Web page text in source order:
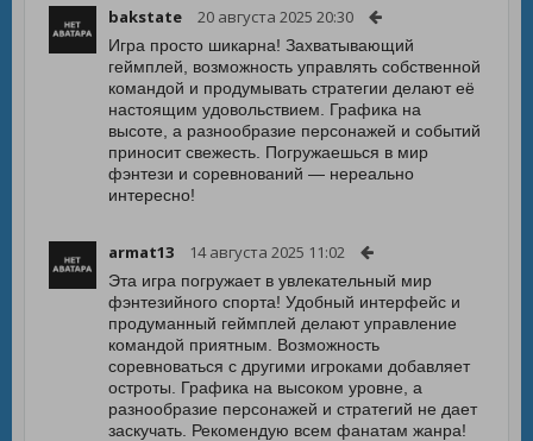
bakstate 20 августа 2025 20:30
Игра просто шикарна! Захватывающий
геймплей, возможность управлять собственной
командой и продумывать стратегии делают её
настоящим удовольствием. Графика на
высоте, а разнообразие персонажей и событий
приносит свежесть. Погружаешься в мир
фэнтези и соревнований — нереально
интересно!
armat13 14 августа 2025 11:02
Эта игра погружает в увлекательный мир
фэнтезийного спорта! Удобный интерфейс и
продуманный геймплей делают управление
командой приятным. Возможность
соревноваться с другими игроками добавляет
остроты. Графика на высоком уровне, а
разнообразие персонажей и стратегий не дает
заскучать. Рекомендую всем фанатам жанра!